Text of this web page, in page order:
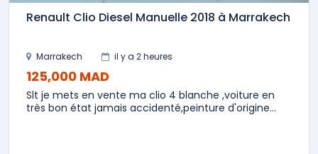
Renault Clio Diesel Manuelle 2018 à Marrakech
Marrakech il y a 2 heures
125,000 MAD
Slt je mets en vente ma clio 4 blanche ,voiture en
très bon état jamais accidenté,peinture d'origine...